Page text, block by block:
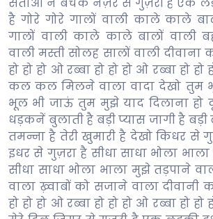
है गोरे गोरे गालों वाली काले काले
गालों वाली काले काले बालों वाली
वाली मस्ती सोलह सालों वाली
हो हो हो ओ रब्बा हो हो हो ओ रब्बा हो हो
कल कल मिलने वाला वादा देखो तुम
भूल भी जाऊं तुम मुझे याद दिलाना हो
धड़कनें बुलाती है बड़ी प्यास जागी है बड़ी
तमन्ना है तेरी खुमारी है देखो किधर से
इधर से गुज़रा है सीधा साधा भोला
सीधा साधा भोला भाला मुझे तड़पाने
वाला ख़्वाबों को सजाने वाला
हो हो हो ओ रब्बा हो हो हो ओ रब्बा हो हो